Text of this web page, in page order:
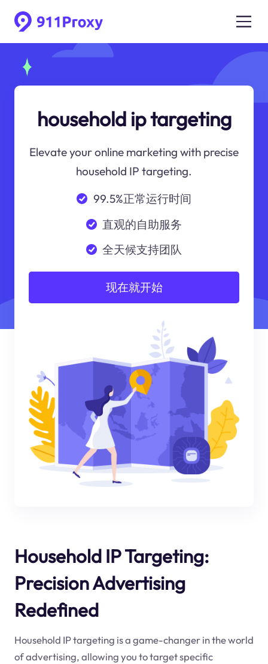
household ip targeting
Elevate your online marketing with precise
household IP targeting.
99.5%正常运行时间
直观的自助服务
全天候支持团队
现在就开始
Household IP Targeting:
Precision Advertising
Redefined
Household IP targeting is a game-changer in the world
of advertising, allowing you to target specific